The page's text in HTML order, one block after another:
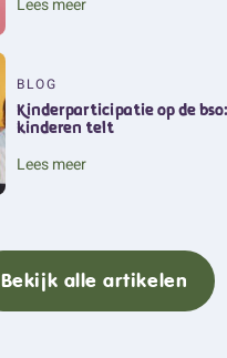
Lees meer
BLOG
Kinderparticipatie op de
kinderen telt
Lees meer
Bekijk alle artikelen